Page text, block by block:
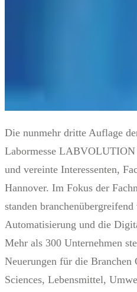
Die nunmehr dritte Auflage
Labormesse
und vereinte Interessenten,
Hannover. Im Fokus der
standen
Automatisierung und die
Mehr als 300 Unternehmen
Neuerungen für die Branchen
Sciences, Lebensmittel,